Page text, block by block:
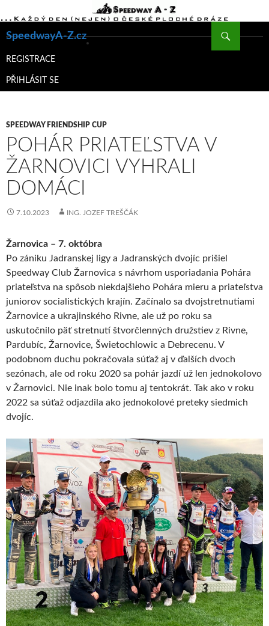
SpeedwayA-Z.cz
K
WEBU
REGISTRACE
PŘIHLÁSIT SE
SPEEDWAY FRIENDSHIP CUP
POHÁR PRIATEĽSTVA V
ŽARNOVICI VYHRALI
DOMÁCI
7.10.2023 ING. JOZEF TREŠČÁK
Žarnovica – 7. októbra
Po zániku Jadranskej ligy a Jadranských dvojíc prišiel
Speedway Club Žarnovica s návrhom usporiadania Pohára
priateľstva na spôsob niekdajšieho Pohára mieru a priateľstva
juniorov socialistických krajín. Začínalo sa dvojstretnutiami
Žarnovice a ukrajinského Rivne, ale už po roku sa
uskutočnilo päť stretnutí štvorčlenných družstiev z Rivne,
Pardubíc, Žarnovice, Šwietochlowic a Debrecenu. V
podobnom duchu pokračovala súťaž aj v ďalších dvoch
sezónach, ale od roku 2020 sa pohár jazdí už len jednokolovo
v Žarnovici. Nie inak bolo tomu aj tentokrát. Tak ako v roku
2022 sa súťaž odjazdila ako jednokolové preteky siedmich
dvojíc.